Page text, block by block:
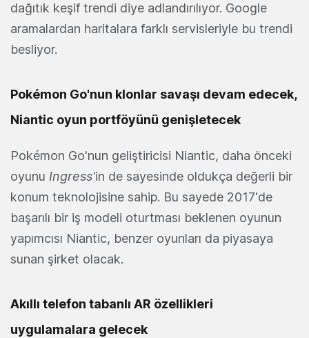
dağıtık keşif trendi diye adlandırılıyor. Google
aramalardan haritalara farklı servisleriyle bu trendi
besliyor.
Pokémon Go'nun klonlar savaşı devam edecek,
Niantic oyun portföyünü genişletecek
Pokémon Go'nun geliştiricisi Niantic, daha önceki
oyunu Ingress'in de sayesinde oldukça değerli bir
konum teknolojisine sahip. Bu sayede 2017'de
başarılı bir iş modeli oturtması beklenen oyunun
yapımcısı Niantic, benzer oyunları da piyasaya
sunan şirket olacak.
Akıllı telefon tabanlı AR özellikleri
uygulamalara gelecek